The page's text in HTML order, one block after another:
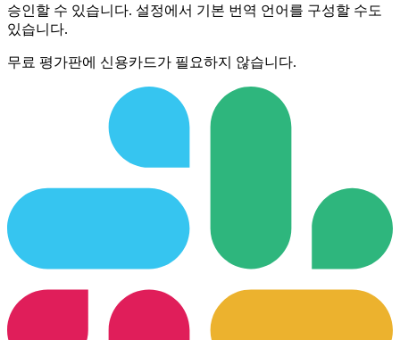
승인할 수 있습니다. 설정에서 기본 번역 언어를 구성할 수도
있습니다.
무료 평가판에 신용카드가 필요하지 않습니다.